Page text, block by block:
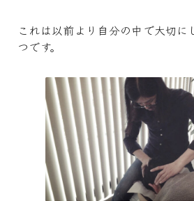
これは以前より自分の中で大切に
つです。